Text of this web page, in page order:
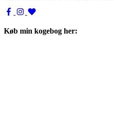
Køb min kogebog her: